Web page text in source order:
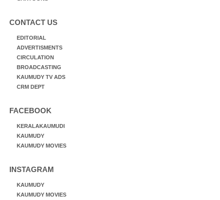
CONTACT US
EDITORIAL
ADVERTISMENTS
CIRCULATION
BROADCASTING
KAUMUDY TV ADS
CRM DEPT
FACEBOOK
KERALAKAUMUDI
KAUMUDY
KAUMUDY MOVIES
INSTAGRAM
KAUMUDY
KAUMUDY MOVIES